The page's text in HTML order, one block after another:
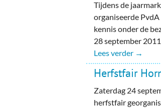
Tijdens de
organiseerde
kennis onder de
28 september 2011
Lees verder →
Herfstfair
Zaterdag 24
herfstfair